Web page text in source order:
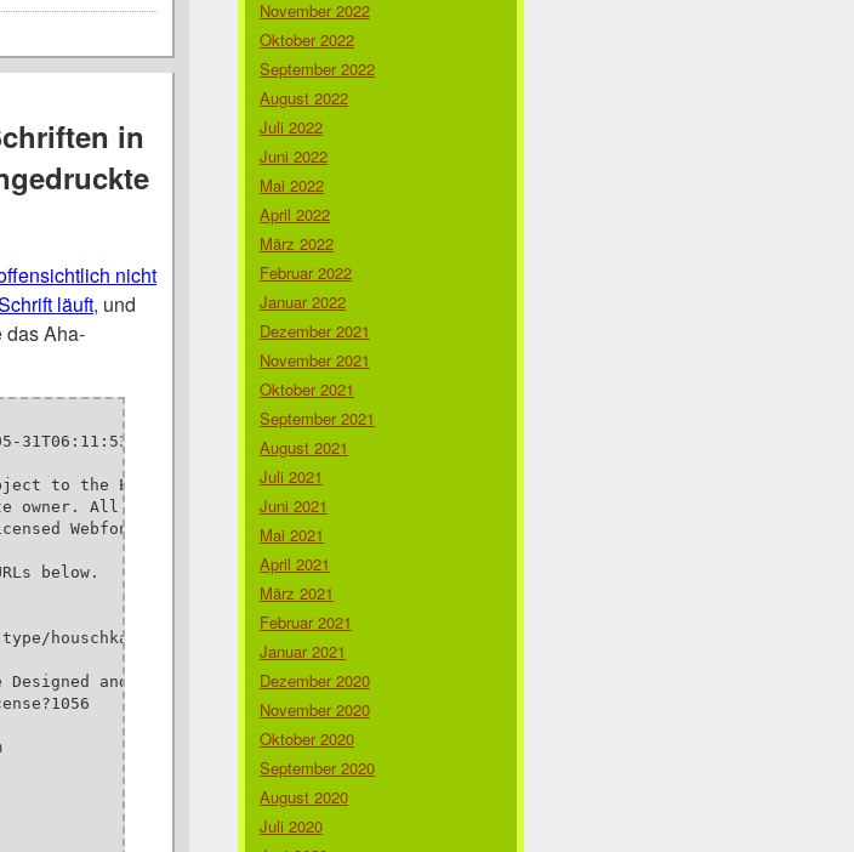
in
nicht
läuft, und
das Aha-
31T06:11:53-0400
to the End User License
owner. All other parties are
Webfonts(s).
below.
houschka-rounded/medium-81542/
and digitized by Nick Cooke. All rights reserved.
November 2022
Oktober 2022
September 2022
August 2022
Juli 2022
Juni 2022
Mai 2022
April 2022
März 2022
Februar 2022
Januar 2022
Dezember 2021
November 2021
Oktober 2021
September 2021
August 2021
Juli 2021
Juni 2021
Mai 2021
April 2021
März 2021
Februar 2021
Januar 2021
Dezember 2020
November 2020
Oktober 2020
September 2020
August 2020
Juli 2020